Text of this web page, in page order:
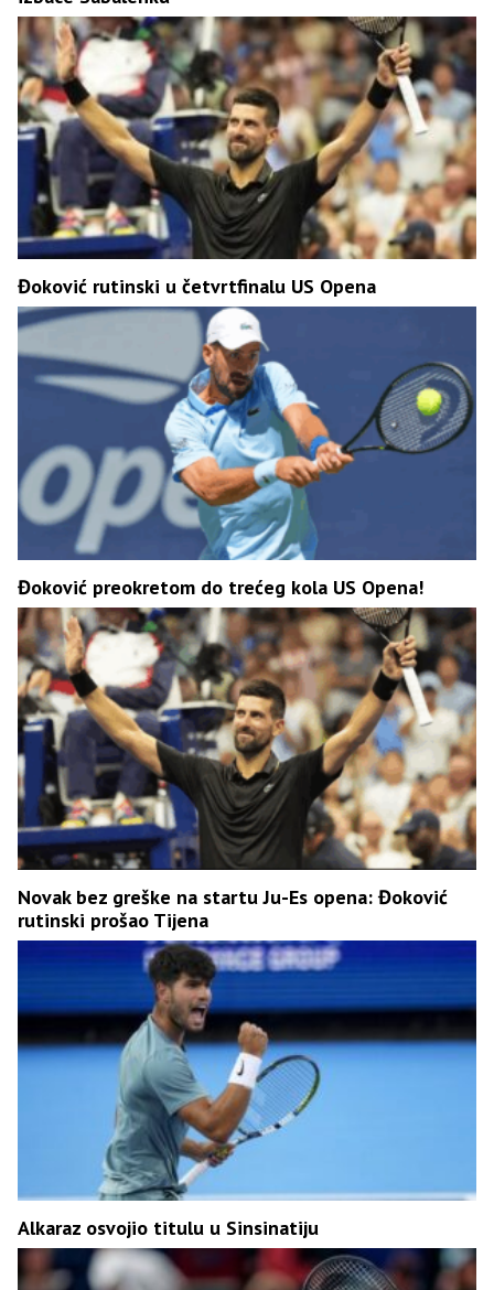
Đoković rutinski u četvrtfinalu US Opena
Đoković preokretom do trećeg kola US Opena!
Novak bez greške na startu Ju-Es opena: Đoković
rutinski prošao Tijena
Alkaraz osvojio titulu u Sinsinatiju